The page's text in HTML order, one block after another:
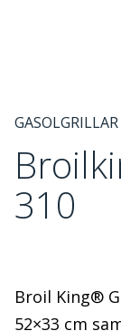
GASOLGRILLAR
310
Broil King®
52×33 cm